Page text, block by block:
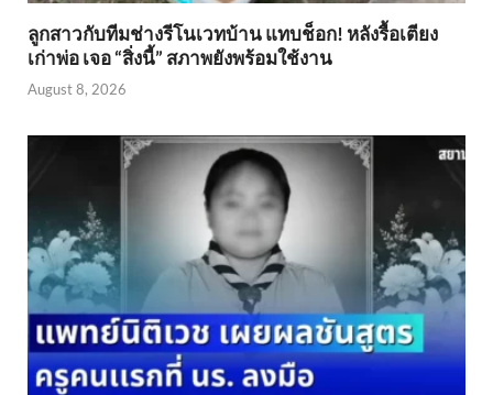
ลูกสาวกับทีมช่างรีโนเวทบ้าน แทบช็อก! หลังรื้อเตียง
เก่าพ่อ เจอ “สิ่งนี้” สภาพยังพร้อมใช้งาน
August 8, 2026